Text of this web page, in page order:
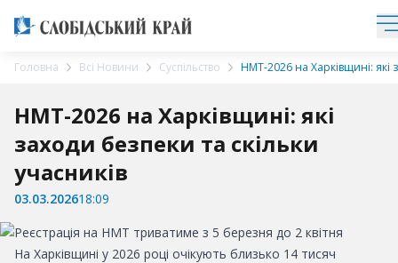
Головна Всі Новини Суспільство НМТ-2026 на Харківщині: які
НМТ-2026 на Харківщині: які
заходи безпеки та скільки
учасників
03.03.202618:09
На Харківщині у 2026 році очікують близько 14 тисяч